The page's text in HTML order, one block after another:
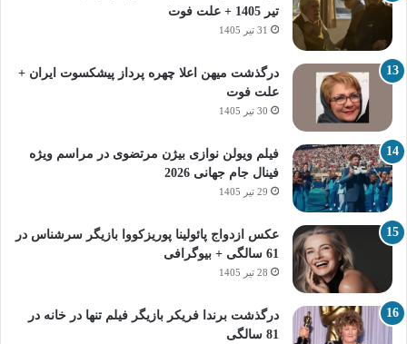
تیر 1405 + علت فوت
31 تیر 1405
درگذشت میهن اعلا چهره پرداز پیشکسوت ایران +
علت فوت
30 تیر 1405
فیلم ویولن نوازی بیژن مرتضوی در مراسم ویژه
فینال جام جهانی 2026
29 تیر 1405
عکس ازدواج پائولینا پوریزکووا بازیگر سرشناس در
61 سالگی + بیوگرافی
28 تیر 1405
درگذشت برندا فریکر بازیگر فیلم تنها در خانه در
81 سالگی